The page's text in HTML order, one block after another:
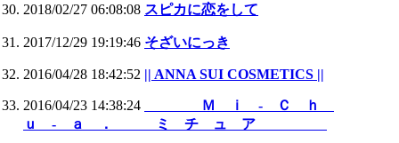
2018/02/27 06:08:08 スピカに恋をして
2017/12/29 19:19:46 そざいにっき
2016/04/28 18:42:52 || ANNA SUI COSMETICS ||
2016/04/23 14:38:24
Ｍ ｉ ‐ Ｃ ｈ
ｕ ‐ ａ ． ミ チ ュ ア